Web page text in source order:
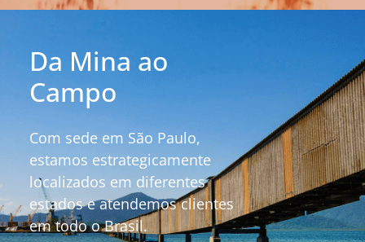
Da Mina ao
Campo
Com sede em São Paulo,
estamos estrategicamente
localizados em diferentes
estados e atendemos clientes
em todo o Brasil.